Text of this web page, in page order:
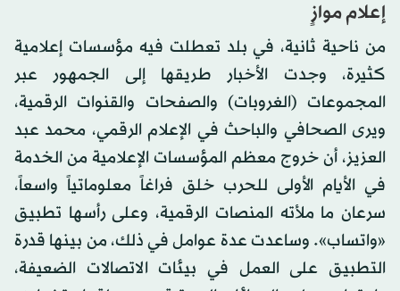
إعلام موازٍ
من ناحية ثانية، في بلد تعطلت فيه مؤسسات إعلامية
كثيرة، وجدت الأخبار طريقها إلى الجمهور عبر
المجموعات (الغروبات) والصفحات والقنوات الرقمية،
ويرى الصحافي والباحث في الإعلام الرقمي، محمد عبد
العزيز، أن خروج معظم المؤسسات الإعلامية من الخدمة
في الأيام الأولى للحرب خلق فراغاً معلوماتياً واسعاً،
سرعان ما ملأته المنصات الرقمية، وعلى رأسها تطبيق
«واتساب». وساعدت عدة عوامل في ذلك، من بينها قدرة
التطبيق على العمل في بيئات الاتصالات الضعيفة،